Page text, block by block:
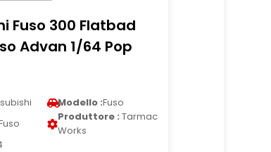
Fuso 300 Flatbad
Advan 1/64 Pop
Modello :Fuso
Produttore : Tarmac
Works